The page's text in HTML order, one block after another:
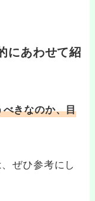
にあわせて紹
きなのか、目
ぜひ参考にし